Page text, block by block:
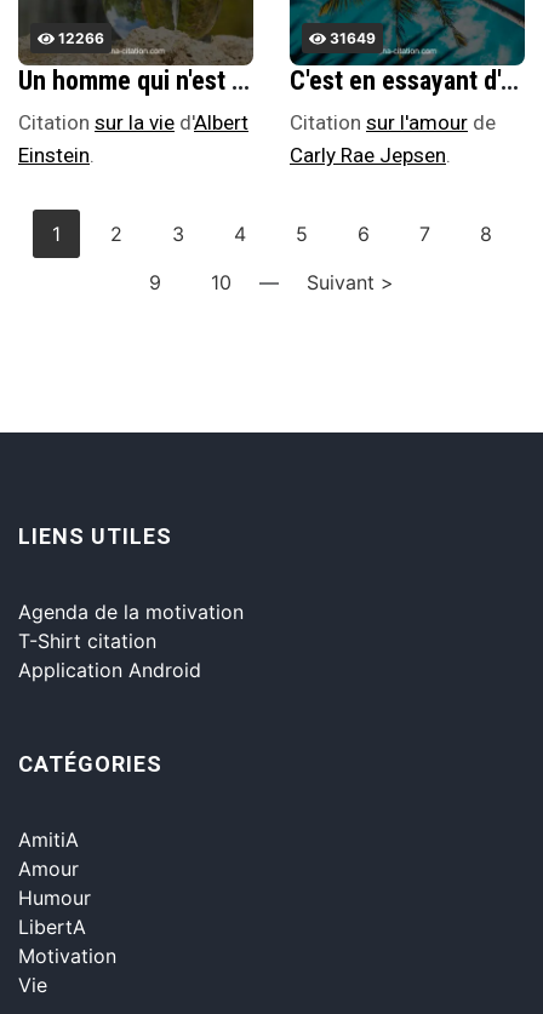
12266
Un homme qui n'est plus capable de s'Ã©merveiller a pratiquement cessÃ© de vivre.
Citation sur la vie d'Albert
Einstein.
31649
C'est en essayant d'oublier quelqu'un qu'on y pense 3 fois plus.
Citation sur l'amour de
Carly Rae Jepsen.
1 2 3 4 5 6 7
8
9
10 — Suivant >
LIENS UTILES
Agenda de la motivation
T-Shirt citation
Application Android
CATÉGORIES
AmitiA
Amour
Humour
LibertA
Motivation
Vie